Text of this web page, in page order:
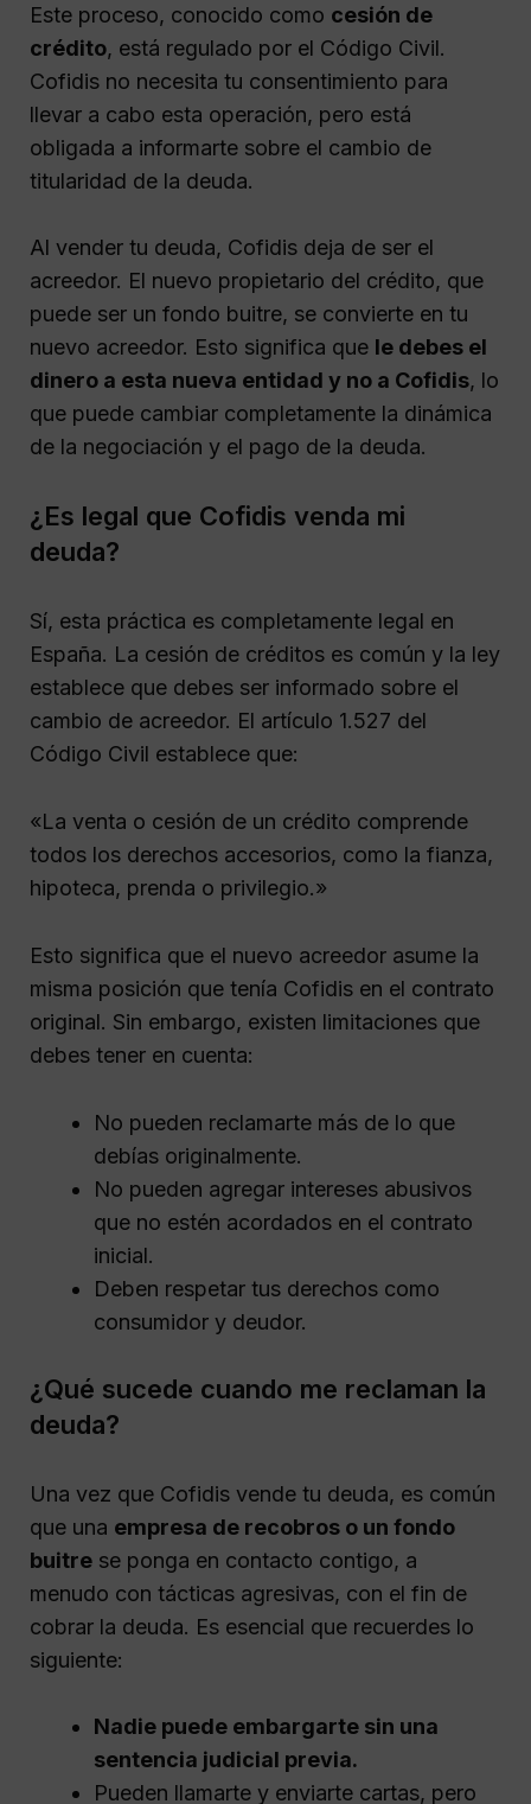
Este proceso, conocido como cesión de
crédito, está regulado por el Código Civil.
Cofidis no necesita tu consentimiento para
llevar a cabo esta operación, pero está
obligada a informarte sobre el cambio de
titularidad de la deuda.
Al vender tu deuda, Cofidis deja de ser el
acreedor. El nuevo propietario del crédito, que
puede ser un fondo buitre, se convierte en tu
nuevo acreedor. Esto significa que le debes el
dinero a esta nueva entidad y no a Cofidis, lo
que puede cambiar completamente la dinámica
de la negociación y el pago de la deuda.
¿Es legal que Cofidis venda mi
deuda?
Sí, esta práctica es completamente legal en
España. La cesión de créditos es común y la ley
establece que debes ser informado sobre el
cambio de acreedor. El artículo 1.527 del
Código Civil establece que:
«La venta o cesión de un crédito comprende
todos los derechos accesorios, como la fianza,
hipoteca, prenda o privilegio.»
Esto significa que el nuevo acreedor asume la
misma posición que tenía Cofidis en el contrato
original. Sin embargo, existen limitaciones que
debes tener en cuenta:
No pueden reclamarte más de lo que
debías originalmente.
No pueden agregar intereses abusivos
que no estén acordados en el contrato
inicial.
Deben respetar tus derechos como
consumidor y deudor.
¿Qué sucede cuando me reclaman la
deuda?
Una vez que Cofidis vende tu deuda, es común
que una empresa de recobros o un fondo
buitre se ponga en contacto contigo, a
menudo con tácticas agresivas, con el fin de
cobrar la deuda. Es esencial que recuerdes lo
siguiente:
Nadie puede embargarte sin una
sentencia judicial previa.
Pueden llamarte y enviarte cartas, pero